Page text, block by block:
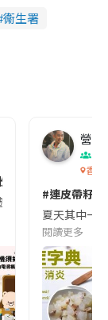
衞生署
😱出發前切記檢查
的民眾，近期要
營養
香港
#連皮帶籽
夏天其中一
閱讀更多